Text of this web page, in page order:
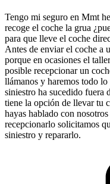
Tengo mi seguro en Mmt
recoge el coche la grua
para que lleve el coche
Antes de enviar el coche a
porque en ocasiones el
posible recepcionar un
llámanos y haremos todo
siniestro ha sucedido
tiene la opción de llevar tu
hayas hablado con
recepcionarlo solicitamos
siniestro y repararlo.